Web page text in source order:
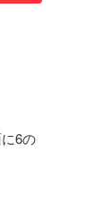
6の